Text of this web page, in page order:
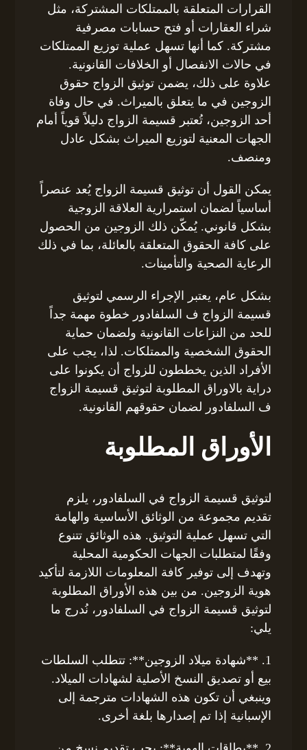
القرارات المتعلقة بالممتلكات المشتركة، مثل
شراء العقارات أو فتح حسابات مصرفية
مشتركة. كما أنها تسهل عملية توزيع الممتلكات
في حالات الانفصال أو الخلافات القانونية.
علاوة على ذلك، يضمن توثيق الزواج حقوق
الزوجين في ما يتعلق بالميراث. في حال وفاة
أحد الزوجين، تُعتبر قسيمة الزواج دليلاً قوياً أمام
الجهات المعنية لتوزيع الميراث بشكل عادل
ومنصف.
يمكن القول أن توثيق قسيمة الزواج يُعد عنصراً
أساسياً لضمان استمرارية العلاقة الزوجية
بشكل قانوني. يُمكّن ذلك الزوجين من الحصول
على كافة الحقوق المتعلقة بالعائلة، بما في ذلك
الرعاية الصحية والتأمينات.
بشكل عام، يعتبر الإجراء الرسمي لتوثيق
قسيمة الزواج ف السلفادور خطوة مهمة جداً
للحد من النزاعات القانونية ولضمان حماية
الحقوق الشخصية والممتلكات. لذا، يجب على
الأفراد الذين يخططون للزواج أن يكونوا على
دراية بالاوراق المطلوبة لتوثيق قسيمة الزواج
ف السلفادور لضمان حقوقهم القانونية.
الأوراق المطلوبة
لتوثيق قسيمة الزواج في السلفادور، يلزم
تقديم مجموعة من الوثائق الأساسية والهامة
التي تسهل عملية التوثيق. هذه الوثائق تتنوع
وفقًا لمتطلبات الجهات الحكومية المحلية
وتهدف إلى توفير كافة المعلومات اللازمة لتأكيد
هوية الزوجين. من بين هذه الأوراق المطلوبة
لتوثيق قسيمة الزواج في السلفادور، نُدرج ما
يلي:
1. **شهادة ميلاد الزوجين**: تتطلب السلطات
بيع أو تصديق النسخ الأصلية لشهادات الميلاد.
وينبغي أن تكون هذه الشهادات مترجمة إلى
الإسبانية إذا تم إصدارها بلغة أخرى.